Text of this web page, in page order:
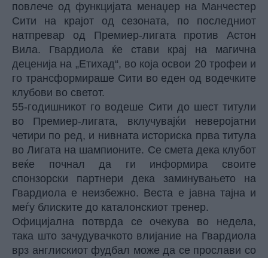
повлече од функцијата менаџер на Манчестер
Сити на крајот од сезоната, по последниот
натпревар од Премиер-лигата против Астон
Вила. Гвардиола ќе стави крај на магична
деценија на „Етихад“, во која освои 20 трофеи и
го трансформираше Сити во еден од водечките
клубови во светот.
55-годишникот го водеше Сити до шест титули
во Премиер-лигата, вклучувајќи неверојатни
четири по ред, и нивната историска прва титула
во Лигата на шампионите. Се смета дека клубот
веќе почнал да ги информира своите
спонзорски партнери дека заминувањето на
Гвардиола е неизбежно. Веста е јавна тајна и
меѓу блиските до каталонскиот тренер.
Официјална потврда се очекува во недела,
така што зачудувачкото влијание на Гвардиола
врз англискиот фудбал може да се прослави со